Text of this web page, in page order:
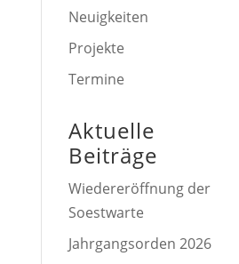
Neuigkeiten
Projekte
Termine
Aktuelle
Beiträge
Wiedereröffnung der
Soestwarte
Jahrgangsorden 2026